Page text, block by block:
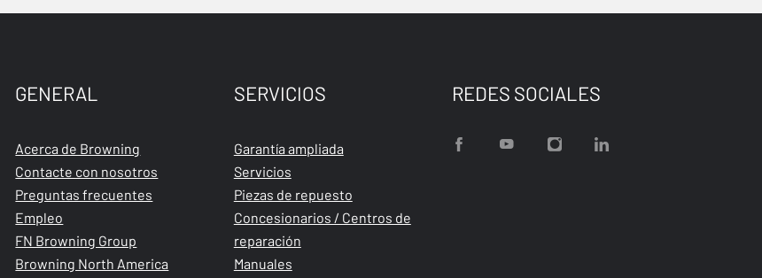
GENERAL
Acerca de Browning
Contacte con nosotros
Preguntas frecuentes
Empleo
FN Browning Group
Browning North America
SERVICIOS
Garantía ampliada
Servicios
Piezas de repuesto
Concesionarios / Centros de
reparación
Manuales
REDES SOCIALES